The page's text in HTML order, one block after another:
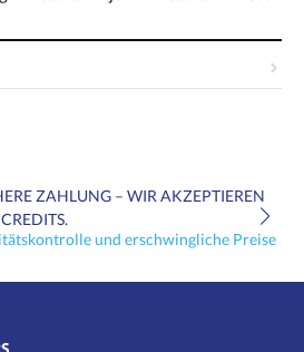
ZAHLUNG – WIR AKZEPTIEREN
und erschwingliche Preise